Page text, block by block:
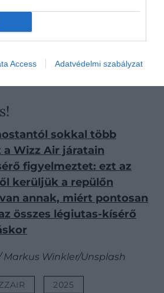
Access Adatvédelmi szabályzat
környezet és az
Az Emirates és a Virgin
végzett,
munkáját és a kényelmet
sokkal több
Wizz Air járatain
figyelmeztet: ezt az
kerüljük a repülőn
annak, miért pontosan
összes légiutas-kísérő
Markus Winkler/Unsplash
2025